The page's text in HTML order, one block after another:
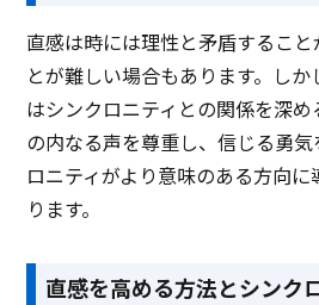
直感は時には理性と矛盾するこ
とが難しい場合もあります。し
はシンクロニティとの関係を深
の内なる声を尊重し、信じる勇
ロニティがより意味のある方向
ります。
直感を高める方法とシンク